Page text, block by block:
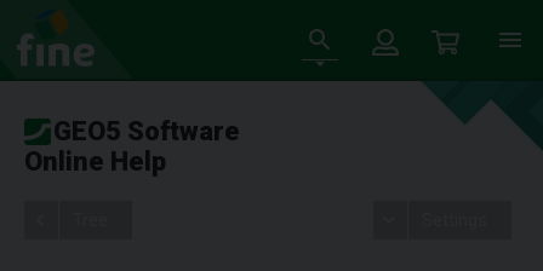
GEO5 Software
Online Help